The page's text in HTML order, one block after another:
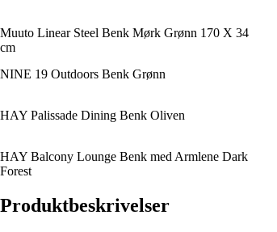
Muuto Linear Steel Benk Mørk Grønn 170 X 34
cm
NINE 19 Outdoors Benk Grønn
HAY Palissade Dining Benk Oliven
HAY Balcony Lounge Benk med Armlene Dark
Forest
Produktbeskrivelser